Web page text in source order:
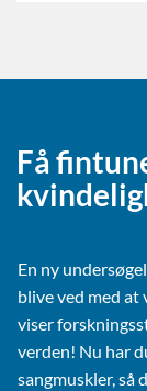
Få
En ny
blive ved med at
viser
verden! Nu har
sangmuskler,